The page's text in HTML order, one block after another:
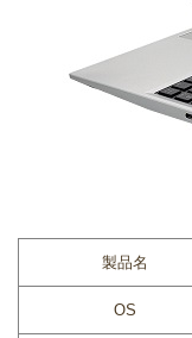
製品名
OS